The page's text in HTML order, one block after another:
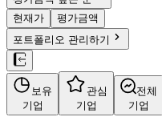
배당수익률0.46%
자사주비율0.00%
결산월12월
4분기누적
10년
주재무제표
현재가
평가금액
포트폴리오 관리하기
보유
기업
관심
기업
전체
기업